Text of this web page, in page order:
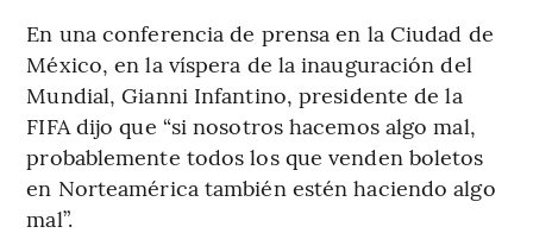
En una conferencia de prensa en la Ciudad de
México, en la víspera de la inauguración del
Mundial, Gianni Infantino, presidente de la
FIFA dijo que “si nosotros hacemos algo mal,
probablemente todos los que venden boletos
en Norteamérica también estén haciendo algo
mal”.